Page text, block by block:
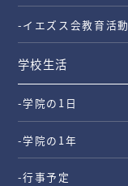
-イエズス会教育活動
学校生活
-学院の1日
-学院の1年
-行事予定